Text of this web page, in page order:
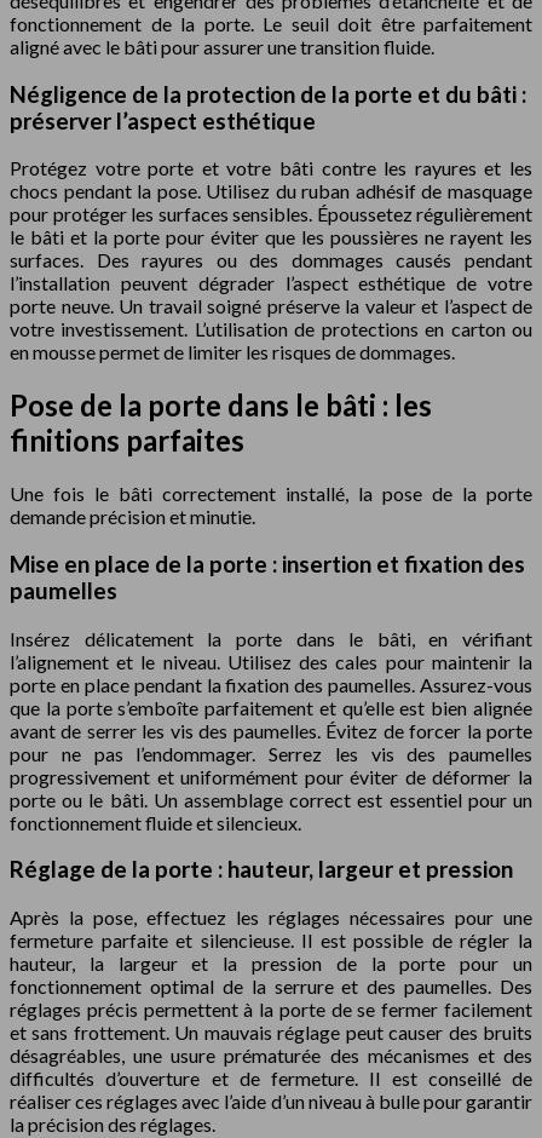
fonctionnement de la porte. Le seuil doit être parfaitement
aligné avec le bâti pour assurer une transition fluide.
Négligence de la protection de la porte et du bâti :
préserver l’aspect esthétique
Protégez votre porte et votre bâti contre les rayures et les
chocs pendant la pose. Utilisez du ruban adhésif de masquage
pour protéger les surfaces sensibles. Époussetez régulièrement
le bâti et la porte pour éviter que les poussières ne rayent les
surfaces. Des rayures ou des dommages causés pendant
l’installation peuvent dégrader l’aspect esthétique de votre
porte neuve. Un travail soigné préserve la valeur et l’aspect de
votre investissement. L’utilisation de protections en carton ou
en mousse permet de limiter les risques de dommages.
Pose de la porte dans le bâti : les
finitions parfaites
Une fois le bâti correctement installé, la pose de la porte
demande précision et minutie.
Mise en place de la porte : insertion et fixation des
paumelles
Insérez délicatement la porte dans le bâti, en vérifiant
l’alignement et le niveau. Utilisez des cales pour maintenir la
porte en place pendant la fixation des paumelles. Assurez-vous
que la porte s’emboîte parfaitement et qu’elle est bien alignée
avant de serrer les vis des paumelles. Évitez de forcer la porte
pour ne pas l’endommager. Serrez les vis des paumelles
progressivement et uniformément pour éviter de déformer la
porte ou le bâti. Un assemblage correct est essentiel pour un
fonctionnement fluide et silencieux.
Réglage de la porte : hauteur, largeur et pression
Après la pose, effectuez les réglages nécessaires pour une
fermeture parfaite et silencieuse. Il est possible de régler la
hauteur, la largeur et la pression de la porte pour un
fonctionnement optimal de la serrure et des paumelles. Des
réglages précis permettent à la porte de se fermer facilement
et sans frottement. Un mauvais réglage peut causer des bruits
désagréables, une usure prématurée des mécanismes et des
difficultés d’ouverture et de fermeture. Il est conseillé de
réaliser ces réglages avec l’aide d’un niveau à bulle pour garantir
la précision des réglages.